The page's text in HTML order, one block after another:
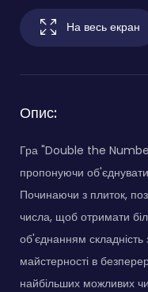
На весь екран
Опис:
Гра "Double the
пропонуючи
Починаючи з плиток,
числа, щоб отримати
об'єднанням складність
майстерності в
найбільших можливих